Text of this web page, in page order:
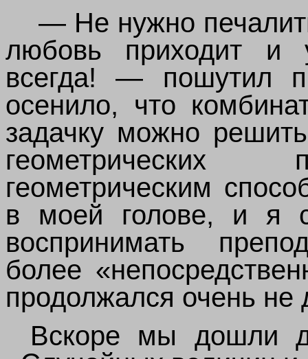
— Не нужно
любовь приходит и
всегда! — пошутил
осенило, что
задачку можно
геометрических
геометрическим
в моей голове, и я
воспринимать
более
продолжался очень не
Вскоре мы дошли